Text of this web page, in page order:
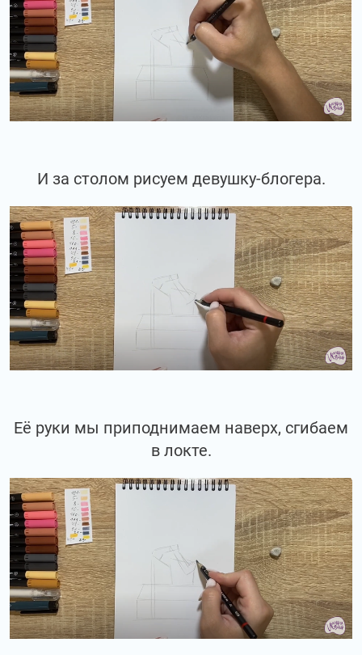
И за столом рисуем девушку-блогера.
Её руки мы приподнимаем наверх, сгибаем
в локте.